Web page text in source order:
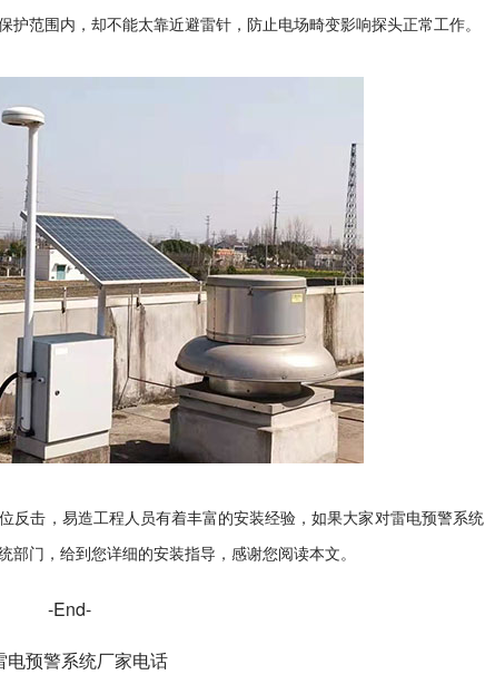
范围内，却不能太靠近避雷针，防止电场畸变影响探头正常工作。
反击，易造工程人员有着丰富的安装经验，如果大家对雷电预警系统
门，给到您详细的安装指导，感谢您阅读本文。
-End-